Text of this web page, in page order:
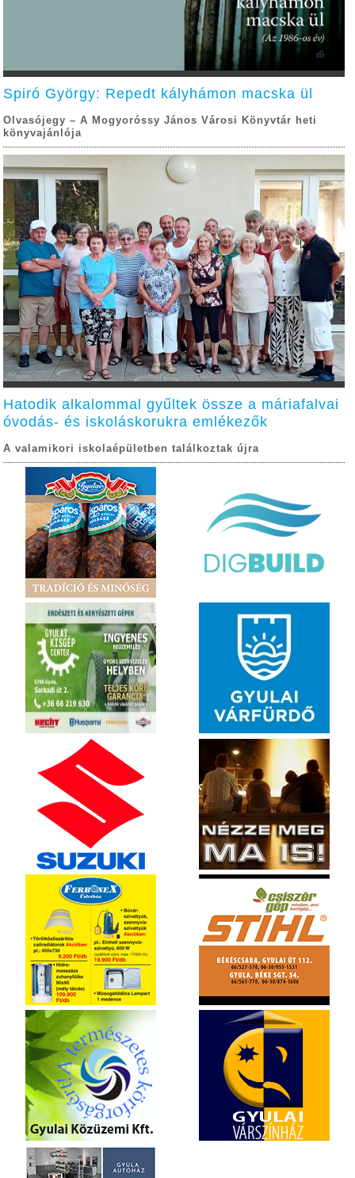
Spiró György: Repedt kályhámon macska ül
Olvasójegy – A Mogyoróssy János Városi Könyvtár heti
könyvajánlója
Hatodik alkalommal gyűltek össze a máriafalvai
óvodás- és iskoláskorukra emlékezők
A valamikori iskolaépületben találkoztak újra